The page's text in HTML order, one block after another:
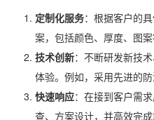
定制化服务：根据客户的
案，包括颜色、厚度、图
技术创新：不断研发新技
体验。例如，采用先进的
快速响应：在接到客户需
查、方案设计，并高效完